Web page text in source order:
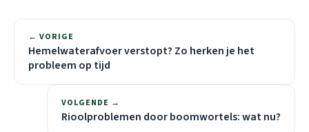
← VORIGE
Hemelwaterafvoer verstopt? Zo herken je het
probleem op tijd
VOLGENDE →
Rioolproblemen door boomwortels: wat nu?